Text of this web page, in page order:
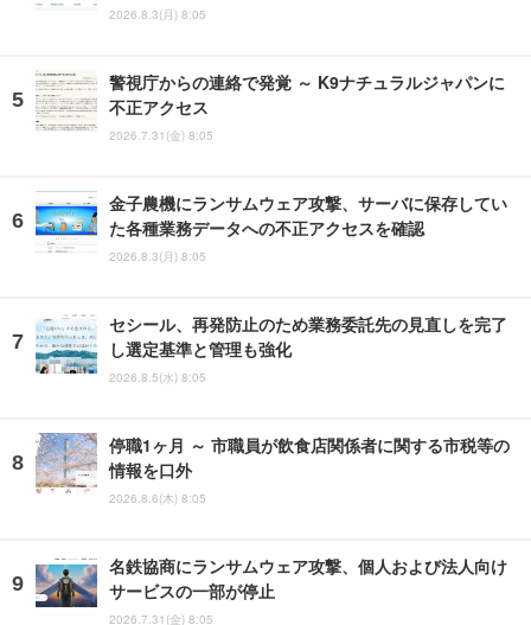
2026.8.3(月) 8:05
警視庁からの連絡で発覚 ～ K9ナチュラルジャパンに
不正アクセス
2026.7.31(金) 8:05
金子農機にランサムウェア攻撃、サーバに保存してい
た各種業務データへの不正アクセスを確認
2026.8.3(月) 8:05
セシール、再発防止のため業務委託先の見直しを完了
し選定基準と管理も強化
2026.8.5(水) 8:05
停職1ヶ月 ～ 市職員が飲食店関係者に関する市税等の
情報を口外
2026.8.6(木) 8:05
名鉄協商にランサムウェア攻撃、個人および法人向け
サービスの一部が停止
2026.7.31(金) 8:05